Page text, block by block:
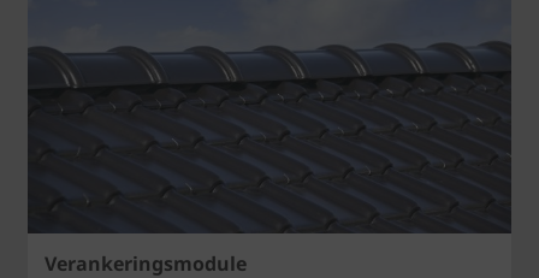
Verankeringsmodule